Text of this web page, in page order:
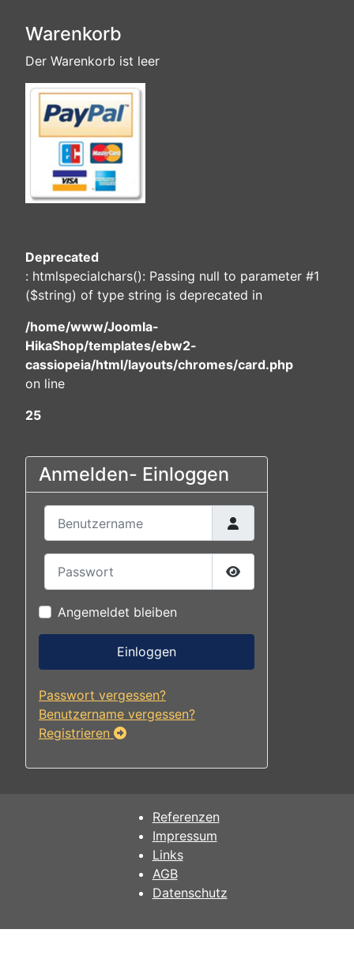
Warenkorb
Der Warenkorb ist leer
Deprecated
: htmlspecialchars(): Passing null to parameter #1
($string) of type string is deprecated in
/home/www/Joomla-
HikaShop/templates/ebw2-
cassiopeia/html/layouts/chromes/card.php
on line
25
Anmelden- Einloggen
Passwort anzeigen
Angemeldet bleiben
Einloggen
Passwort vergessen?
Benutzername vergessen?
Registrieren
Referenzen
Impressum
Links
AGB
Datenschutz